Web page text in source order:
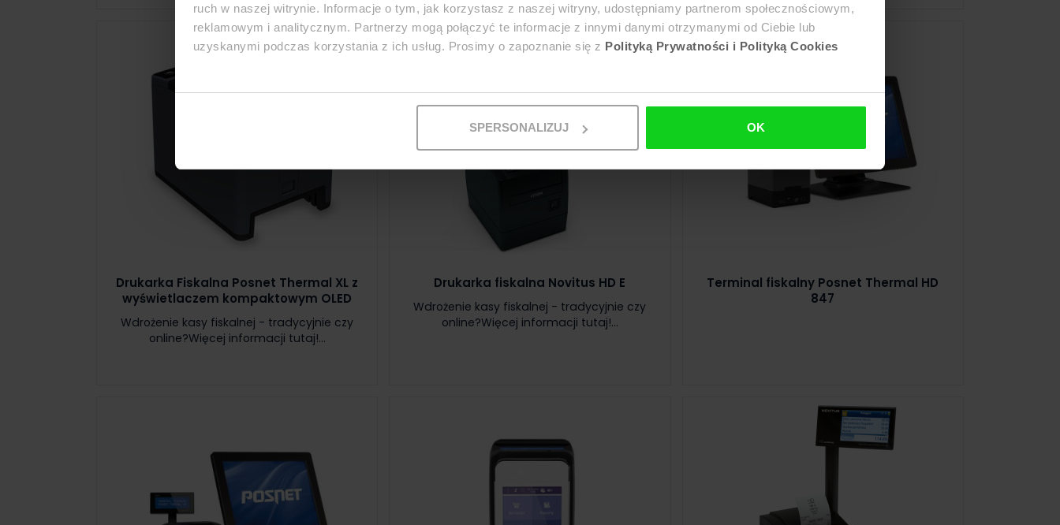
ruch w naszej witrynie. Informacje o tym, jak korzystasz z naszej witryny, udostępniamy partnerom społecznościowym,
reklamowym i analitycznym. Partnerzy mogą połączyć te informacje z innymi danymi otrzymanymi od Ciebie lub
uzyskanymi podczas korzystania z ich usług. Prosimy o zapoznanie się z Polityką Prywatności i Polityką Cookies
SPERSONALIZUJ OK
Drukarka Fiskalna Posnet Thermal XL z
wyświetlaczem kompaktowym OLED
Wdrożenie kasy fiskalnej - tradycyjnie czy
online?Więcej informacji tutaj!...
Drukarka fiskalna Novitus HD E
Wdrożenie kasy fiskalnej - tradycyjnie czy
online?Więcej informacji tutaj!...
Terminal fiskalny Posnet Thermal HD
847